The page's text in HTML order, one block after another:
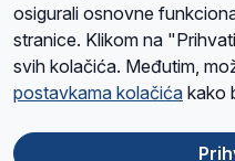
O namaRadio Program
Ova stranica je zaštićena
osigurali osnovne
stranice. Klikom na
svih kolačića. Međutim,
postavkama kolačića kako